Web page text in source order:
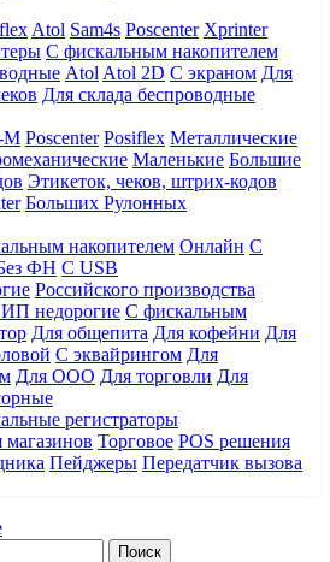
Atol Sam4s Poscenter Xprinter
С фискальным накопителем
Atol Atol 2D С экраном Для
Для склада беспроводные
М Poscenter Posiflex Металлические
Маленькие Большие
Этикеток, чеков, штрих-кодов
Больших Рулонных
накопителем Онлайн С
ФН С USB
Российского производства
недорогие С фискальным
Для общепита Для кофейни Для
С эквайрингом Для
Для ООО Для торговли Для
регистраторы
магазинов Торговое POS решения
Пейджеры Передатчик вызова